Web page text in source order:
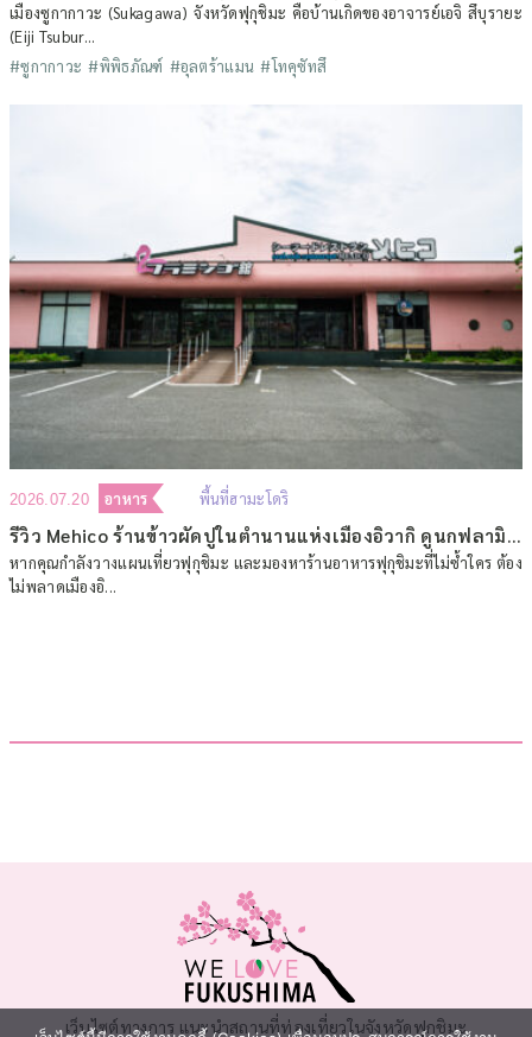
เมืองซูกากาวะ (Sukagawa) จังหวัดฟุกุชิมะ คือบ้านเกิดของอาจารย์เอจิ สึบุรายะ
(Eiji Tsubur...
#ซูกากาวะ #พิพิธภัณฑ์ #อุลตร้าแมน #โทคุซัทสึ
2026.07.20 อาหาร พื้นที่ฮามะโดริ
รีวิว Mehico ร้านข้าวผัดปูในตำนานแห่งเมืองอิวากิ ดูนกฟลามิงโกตัวเป็นๆ ที่ฟุกุชิมะ
หากคุณกำลังวางแผนเที่ยวฟุกุชิมะ และมองหาร้านอาหารฟุกุชิมะที่ไม่ซ้ำใคร ต้อง
ไม่พลาดเมืองอิ...
เว็บไซต์ทางการ แนะนำสถานที่ท่องเที่ยวในจังหวัดฟุกุชิมะ